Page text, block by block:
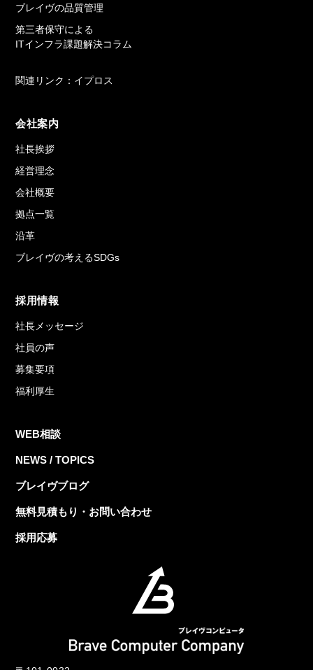
ブレイヴの品質管理
第三者保守による
ITインフラ課題解決コラム
関連リンク：イプロス
会社案内
社長挨拶
経営理念
会社概要
拠点一覧
沿革
ブレイヴの考えるSDGs
採用情報
社長メッセージ
社員の声
募集要項
福利厚生
WEB相談
NEWS / TOPICS
ブレイヴブログ
無料見積もり・お問い合わせ
採用応募